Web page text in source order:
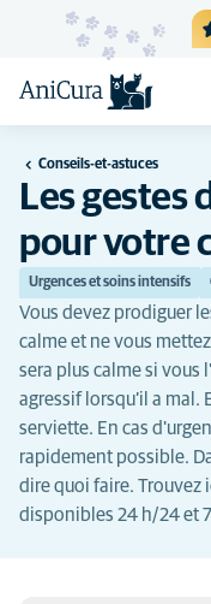
Conseils-et-astuces
Les gestes
pour votre
Urgences et soins intensifs
Vous devez prodiguer
calme et ne vous
sera plus calme si vous
agressif lorsqu’il a mal.
serviette. En cas
rapidement possible.
dire quoi faire. Trouvez
disponibles 24 h/24 et